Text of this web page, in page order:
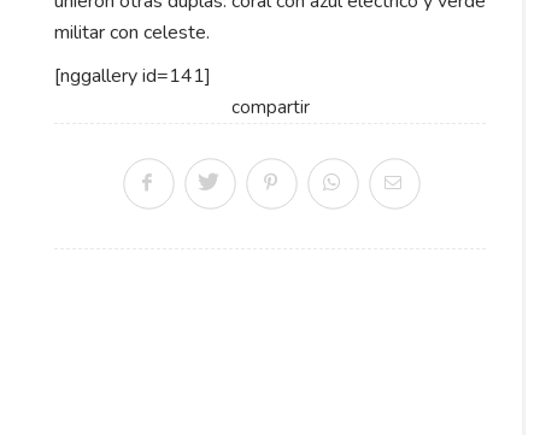
militar con celeste.
[nggallery id=141]
compartir